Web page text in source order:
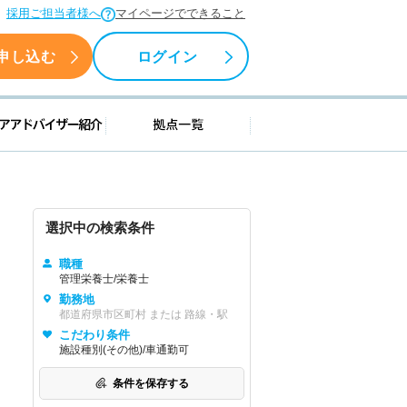
採用ご担当者様へ マイページでできること
し込む ログイン
情報 キャリアアドバイザー紹介 拠点一覧
選択中の検索条件
職種
管理栄養士/栄養士
勤務地
都道府県市区町村 または 路線・駅
こだわり条件
施設種別(その他)/車通勤可
条件を保存する